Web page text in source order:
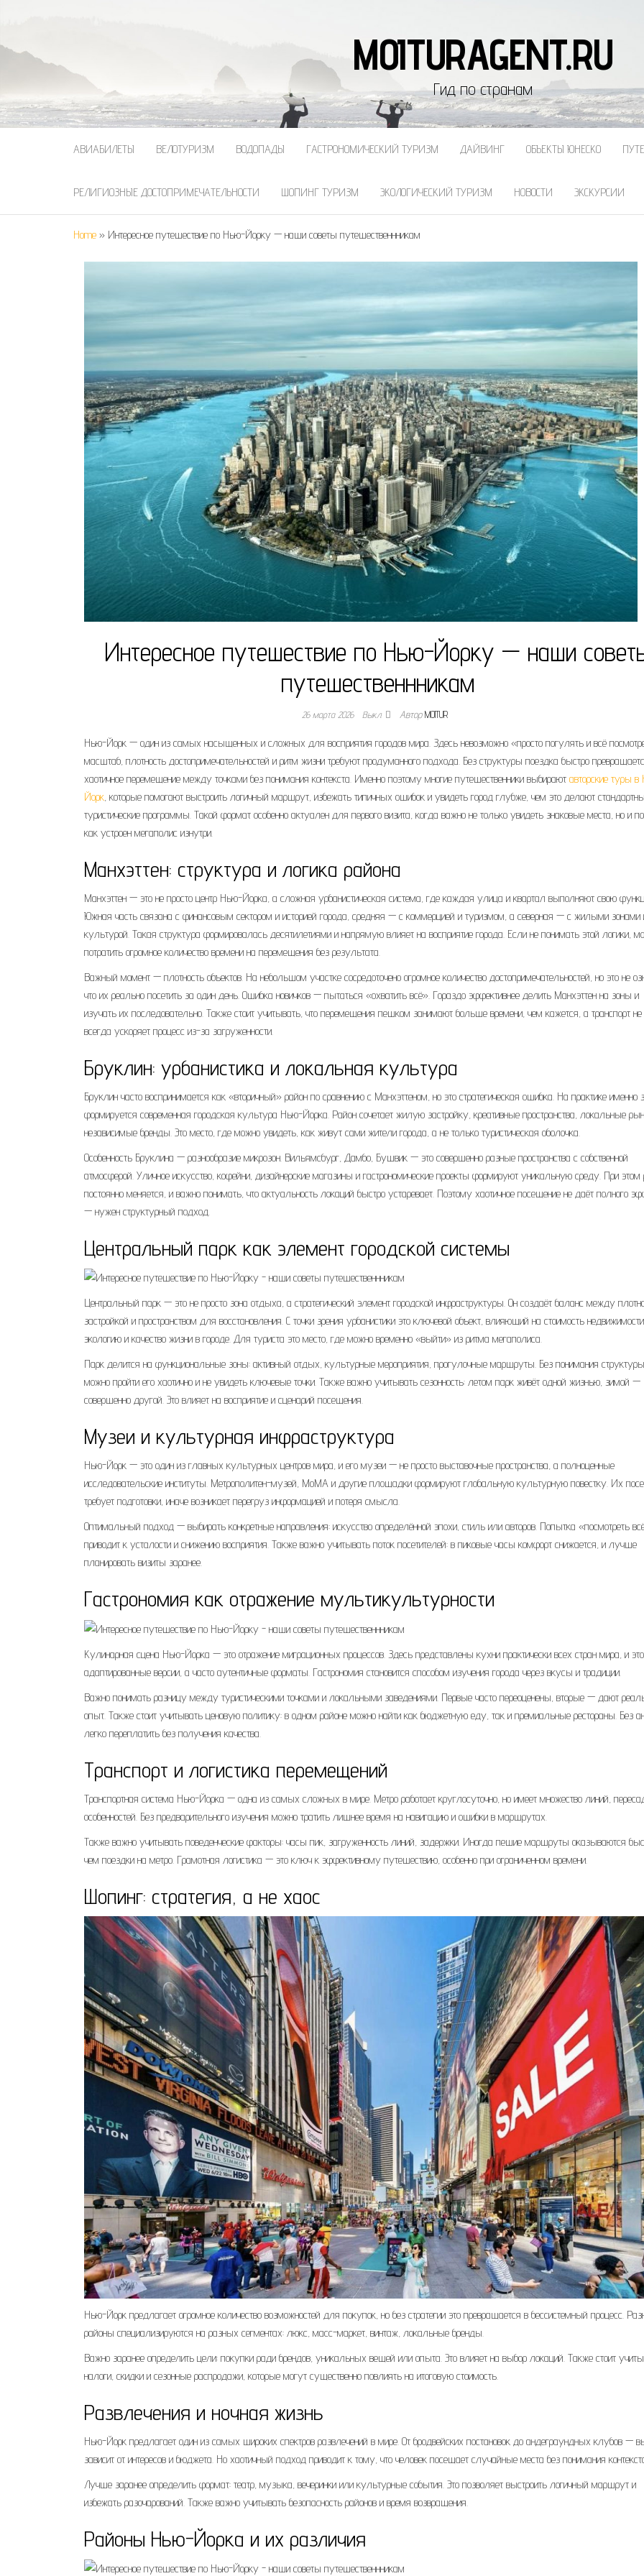
MOITURAGENT.RU
Гид по странам
АВИАБИЛЕТЫ ВЕЛОТУРИЗМ ВОДОПАДЫ ГАСТРОНОМИЧЕСКИЙ ТУРИЗМ ДАЙВИНГ ОБЪЕКТЫ ЮНЕСКО
РЕЛИГИОЗНЫЕ ДОСТОПРИМЕЧАТЕЛЬНОСТИ ШОПИНГ ТУРИЗМ ЭКОЛОГИЧЕСКИЙ ТУРИЗМ НОВОСТИ ЭКСКУРСИИ
Home » Интересное путешествие по Нью-Йорку — наши советы путешественнникам
Интересное путешествие по Нью-Йорку — наши
путешественнникам
26 марта 2026 Выкл. АвторMOITUR
Нью-Йорк — один из самых насыщенных и сложных для восприятия городов мира. Здесь невозможно «просто погулять и всё
масштаб, плотность достопримечательностей и ритм жизни требуют продуманного подхода. Без структуры поездка быстро
хаотичное перемещение между точками без понимания контекста. Именно поэтому многие путешественники выбирают авторские туры
Йорк, которые помогают выстроить логичный маршрут, избежать типичных ошибок и увидеть город глубже, чем это делают
туристические программы. Такой формат особенно актуален для первого визита, когда важно не только увидеть знаковые места, но и
как устроен мегаполис изнутри.
Манхэттен: структура и логика района
Манхэттен — это не просто центр Нью-Йорка, а сложная урбанистическая система, где каждая улица и квартал выполняют свою
Южная часть связана с финансовым сектором и историей города, средняя — с коммерцией и туризмом, а северная — с жилыми зонами
культурой. Такая структура формировалась десятилетиями и напрямую влияет на восприятие города. Если не понимать этой логики,
потратить огромное количество времени на перемещения без результата.
Важный момент — плотность объектов. На небольшом участке сосредоточено огромное количество достопримечательностей, но это не
что их реально посетить за один день. Ошибка новичков — пытаться «охватить всё». Гораздо эффективнее делить Манхэттен на зоны и
изучать их последовательно. Также стоит учитывать, что перемещения пешком занимают больше времени, чем кажется, а транспорт не
всегда ускоряет процесс из-за загруженности.
Бруклин: урбанистика и локальная культура
Бруклин часто воспринимается как «вторичный» район по сравнению с Манхэттеном, но это стратегическая ошибка. На практике именно
формируется современная городская культура Нью-Йорка. Район сочетает жилую застройку, креативные пространства, локальные
независимые бренды. Это место, где можно увидеть, как живут сами жители города, а не только туристическая оболочка.
Особенность Бруклина — разнообразие микрозон. Вильямсбург, Дамбо, Бушвик — это совершенно разные пространства с собственной
атмосферой. Уличное искусство, кофейни, дизайнерские магазины и гастрономические проекты формируют уникальную среду. При этом
постоянно меняется, и важно понимать, что актуальность локаций быстро устаревает. Поэтому хаотичное посещение не даёт полного
— нужен структурный подход.
Центральный парк как элемент городской системы
Центральный парк — это не просто зона отдыха, а стратегический элемент городской инфраструктуры. Он создаёт баланс между
застройкой и пространством для восстановления. С точки зрения урбанистики это ключевой объект, влияющий на стоимость
экологию и качество жизни в городе. Для туриста это место, где можно временно «выйти» из ритма мегаполиса.
Парк делится на функциональные зоны: активный отдых, культурные мероприятия, прогулочные маршруты. Без понимания структуры
можно пройти его хаотично и не увидеть ключевые точки. Также важно учитывать сезонность: летом парк живёт одной жизнью, зимой —
совершенно другой. Это влияет на восприятие и сценарий посещения.
Музеи и культурная инфраструктура
Нью-Йорк — это один из главных культурных центров мира, и его музеи — не просто выставочные пространства, а полноценные
исследовательские институты. Метрополитен-музей, MoMA и другие площадки формируют глобальную культурную повестку. Их
требует подготовки, иначе возникает перегруз информацией и потеря смысла.
Оптимальный подход — выбирать конкретные направления: искусство определённой эпохи, стиль или авторов. Попытка «посмотреть
приводит к усталости и снижению восприятия. Также важно учитывать поток посетителей: в пиковые часы комфорт снижается, и лучше
планировать визиты заранее.
Гастрономия как отражение мультикультурности
Кулинарная сцена Нью-Йорка — это отражение миграционных процессов. Здесь представлены кухни практически всех стран мира, и
адаптированные версии, а часто аутентичные форматы. Гастрономия становится способом изучения города через вкусы и традиции.
Важно понимать разницу между туристическими точками и локальными заведениями. Первые часто переоценены, вторые — дают
опыт. Также стоит учитывать ценовую политику: в одном районе можно найти как бюджетную еду, так и премиальные рестораны. Без
легко переплатить без получения качества.
Транспорт и логистика перемещений
Транспортная система Нью-Йорка — одна из самых сложных в мире. Метро работает круглосуточно, но имеет множество линий,
особенностей. Без предварительного изучения можно тратить лишнее время на навигацию и ошибки в маршрутах.
Также важно учитывать поведенческие факторы: часы пик, загруженность линий, задержки. Иногда пешие маршруты оказываются
чем поездки на метро. Грамотная логистика — это ключ к эффективному путешествию, особенно при ограниченном времени.
Шопинг: стратегия, а не хаос
Нью-Йорк предлагает огромное количество возможностей для покупок, но без стратегии это превращается в бессистемный процесс.
районы специализируются на разных сегментах: люкс, масс-маркет, винтаж, локальные бренды.
Важно заранее определить цели: покупки ради брендов, уникальных вещей или опыта. Это влияет на выбор локаций. Также стоит
налоги, скидки и сезонные распродажи, которые могут существенно повлиять на итоговую стоимость.
Развлечения и ночная жизнь
Нью-Йорк предлагает один из самых широких спектров развлечений в мире. От бродвейских постановок до андеграундных клубов —
зависит от интересов и бюджета. Но хаотичный подход приводит к тому, что человек посещает случайные места без понимания
Лучше заранее определить формат: театр, музыка, вечеринки или культурные события. Это позволяет выстроить логичный маршрут и
избежать разочарований. Также важно учитывать безопасность районов и время возвращения.
Районы Нью-Йорка и их различия